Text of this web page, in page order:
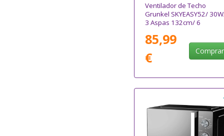
Ventilador de Techo
Grunkel SKYEASY52/
3 Aspas 132cm/ 6
85,99
€
Comprar